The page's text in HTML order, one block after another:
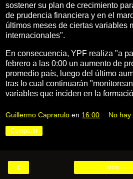
sostener su plan de crecimiento
de prudencia financiera y en el
últimos meses de ciertas variables
internacionales".
En consecuencia, YPF realiza "a
febrero a las 0:00 un aumento de
promedio país, luego del último
tras lo cual continuarán
variables que inciden en la
Guillermo Caprarulo en 16:00 No hay
Compartir
‹ Inicio